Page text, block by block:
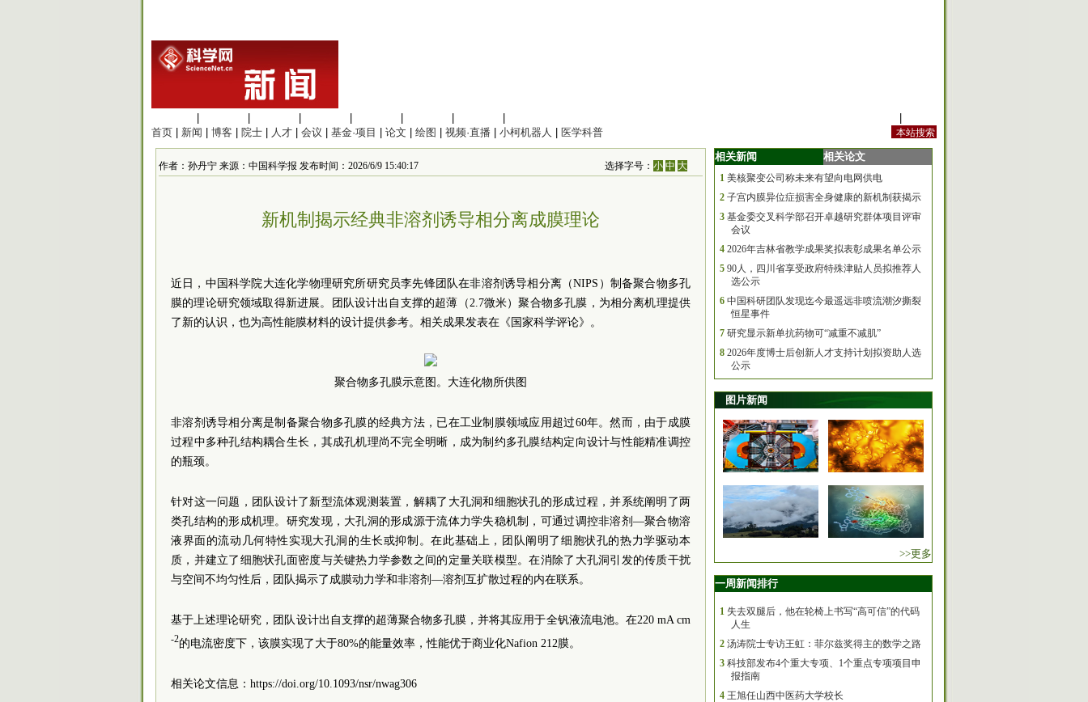
首页
新闻 博客 院士 人才 会议 基金·项目 论文 绘图 视频·直播 小柯机器人 医学科普
作者：孙丹宁 来源：中国科学报 发布时间：2026/6/9 15:40:17 选择字号：小 中 大
新机制揭示经典非溶剂诱导相分离成膜理论
近日，中国科学院大连化学物理研究所研究员李先锋团队在非溶剂诱导相分离（NIPS）制备聚合物多孔
膜的理论研究领域取得新进展。
团队设计出自支撑的超薄（2.7微米）聚合物多孔膜， 为相分离机理提供
了新的认识，也为高性能膜材料的设计提供参考。 相关成果发表在《国家科学评论》。
聚合物多孔膜示意图。大连化物所供图
非溶剂诱导相分离是制备聚合物多孔膜的经典方法，已在工业制膜领域应用超过60年。然而，由于成膜
过程中多种孔结构耦合生长，其成孔机理尚不完全明晰，成为制约多孔膜结构定向设计与性能精准调控
的瓶颈。
针对这一问题，团队设计了新型流体观测装置，解耦了大孔洞和细胞状孔的形成过程，并系统阐明了两
类孔结构的形成机理。研究发现，大孔洞的形成源于流体力学失稳机制，可通过调控非溶剂—聚合物溶
液界面的流动几何特性实现大孔洞的生长或抑制。在此基础上，团队阐明了细胞状孔的热力学驱动本
质，并建立了细胞状孔面密度与关键热力学参数之间的定量关联模型。在消除了大孔洞引发的传质干扰
与空间不均匀性后，团队揭示了成膜动力学和非溶剂—溶剂互扩散过程的内在联系。
基于上述理论研究，团队设计出自支撑的超薄聚合物多孔膜，并将其应用于全钒液流电池。在220 mA cm
-2的电流密度下，该膜实现了大于80%的能量效率，性能优于商业化Nafion 212膜。
相关论文信息：https://doi.org/10.1093/nsr/nwag306
相关新闻 相关论文
1 美核聚变公司称未来有望向电网供电
2 子宫内膜异位症损害全身健康的新机制获揭示
3 基金委交叉科学部召开卓越研究群体项目评审
会议
4 2026年吉林省教学成果奖拟表彰成果名单公示
5 90人，四川省享受政府特殊津贴人员拟推荐人
选公示
6 中国科研团队发现迄今最遥远非喷流潮汐撕裂
恒星事件
7 研究显示新单抗药物可“减重不减肌”
8 2026年度博士后创新人才支持计划拟资助人选
公示
图片新闻
>>更多
一周新闻排行
1 失去双腿后，他在轮椅上书写“高可信”的代码
人生
2 汤涛院士专访王虹：菲尔兹奖得主的数学之路
3 科技部发布4个重大专项、1个重点专项项目申
报指南
4 王旭任山西中医药大学校长